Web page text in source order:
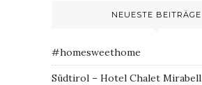
NEUESTE BEITRÄGE
#homesweethome
Südtirol – Hotel Chalet Mirabell